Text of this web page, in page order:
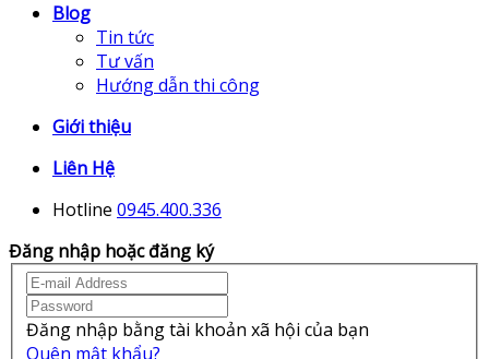
Blog
Tin tức
Tư vấn
Hướng dẫn thi công
Giới thiệu
Liên Hệ
Hotline 0945.400.336
Đăng nhập hoặc đăng ký
Đăng nhập bằng tài khoản xã hội của bạn
Quên mật khẩu?